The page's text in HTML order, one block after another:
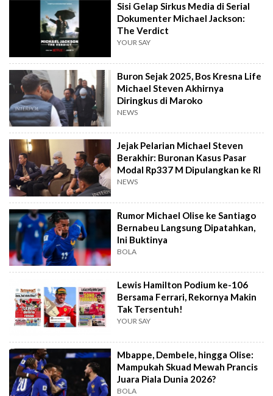
Sisi Gelap Sirkus Media di Serial
Dokumenter Michael Jackson:
The Verdict
YOUR SAY
Buron Sejak 2025, Bos Kresna Life
Michael Steven Akhirnya
Diringkus di Maroko
NEWS
Jejak Pelarian Michael Steven
Berakhir: Buronan Kasus Pasar
Modal Rp337 M Dipulangkan ke RI
NEWS
Rumor Michael Olise ke Santiago
Bernabeu Langsung Dipatahkan,
Ini Buktinya
BOLA
Lewis Hamilton Podium ke-106
Bersama Ferrari, Rekornya Makin
Tak Tersentuh!
YOUR SAY
Mbappe, Dembele, hingga Olise:
Mampukah Skuad Mewah Prancis
Juara Piala Dunia 2026?
BOLA